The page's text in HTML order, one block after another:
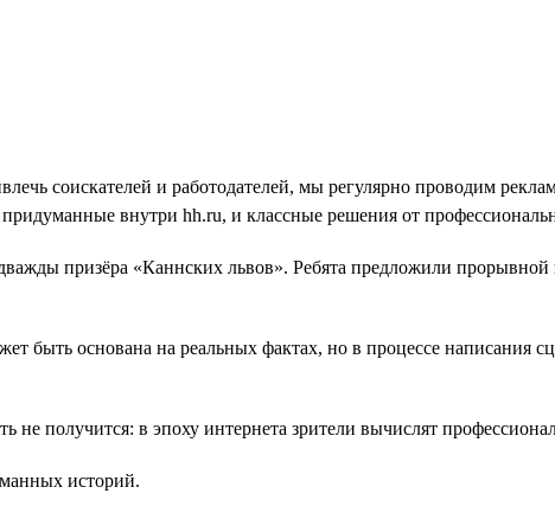
соискателей и работодателей, мы регулярно проводим
внутри hh.ru, и классные решения от
призёра «Каннских львов». Ребята предложили прорывной
быть основана на реальных фактах, но в процессе написания
не получится: в эпоху интернета зрители вычислят
историй.